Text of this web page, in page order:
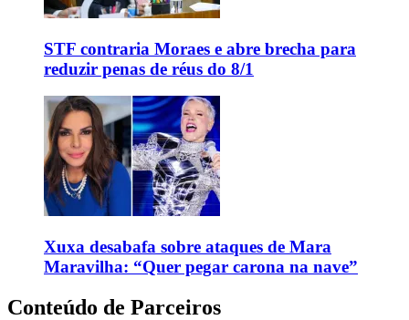
STF contraria Moraes e abre brecha para
reduzir penas de réus do 8/1
Xuxa desabafa sobre ataques de Mara
Maravilha: “Quer pegar carona na nave”
Conteúdo de Parceiros